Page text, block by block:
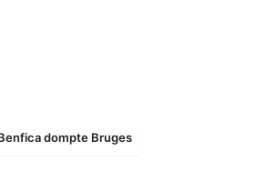
dompte Bruges